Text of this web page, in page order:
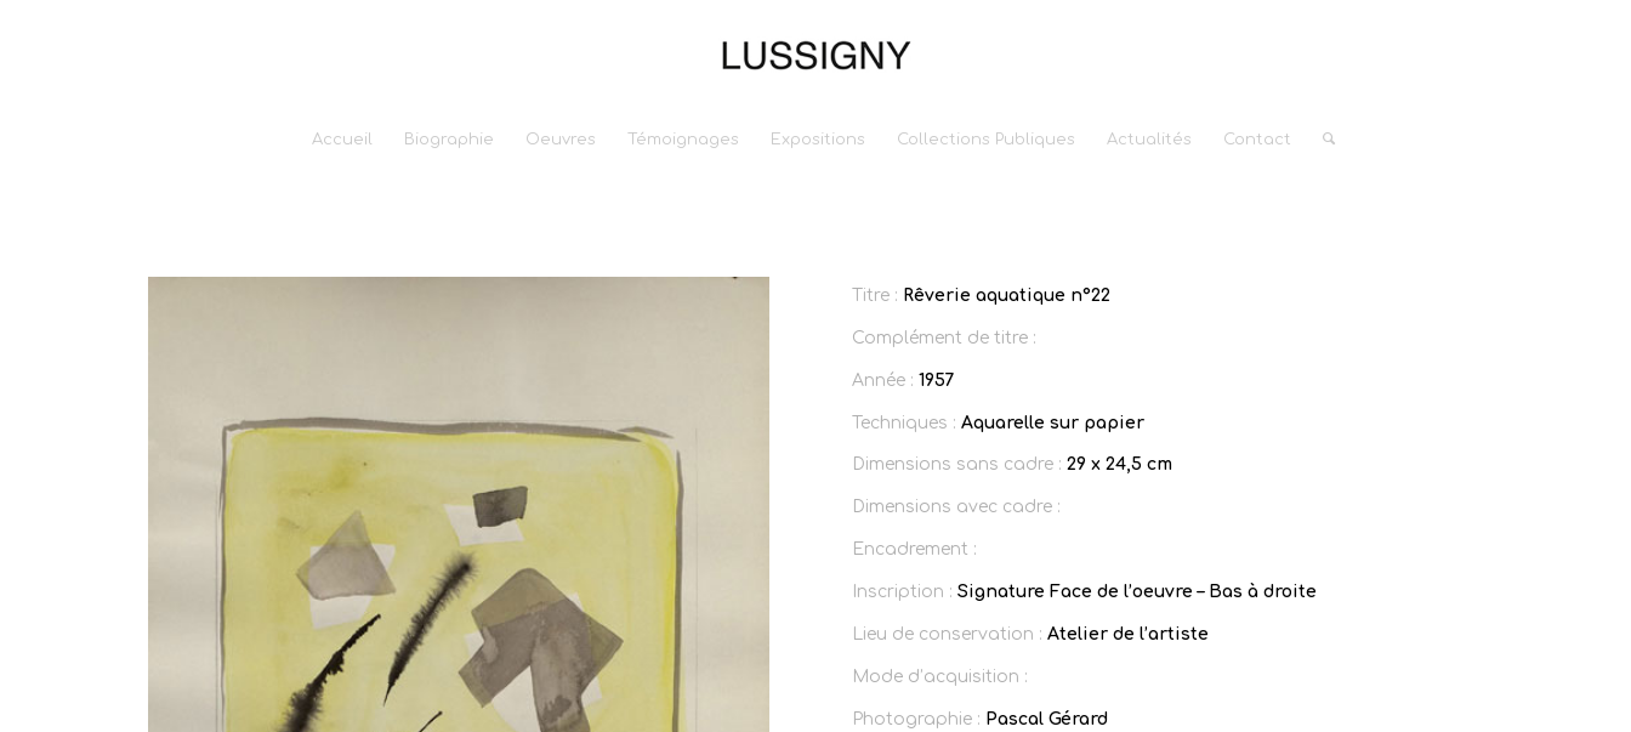
Accueil Biographie Oeuvres Témoignages Expositions Collections Publiques Actualités Contact
Titre : Rêverie aquatique n°22
Complément de titre :
Année : 1957
Techniques : Aquarelle sur papier
Dimensions sans cadre : 29 x 24,5 cm
Dimensions avec cadre :
Encadrement :
Inscription : Signature Face de l’oeuvre – Bas à droite
Lieu de conservation : Atelier de l’artiste
Mode d’acquisition :
Photographie : Pascal Gérard